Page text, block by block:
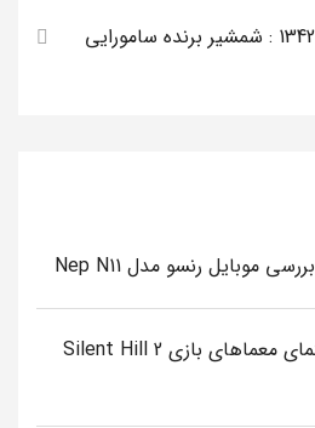
بررسی موبایل رنسو مدل Nep N11
راهنمای معماهای بازی Silent Hill 2